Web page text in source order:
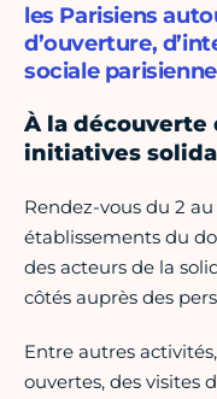
les Parisiens
d’ouverture,
sociale
À la découverte
initiatives
Rendez-vous du 2
établissements du
des acteurs de la
côtés auprès des
Entre autres
ouvertes, des visites